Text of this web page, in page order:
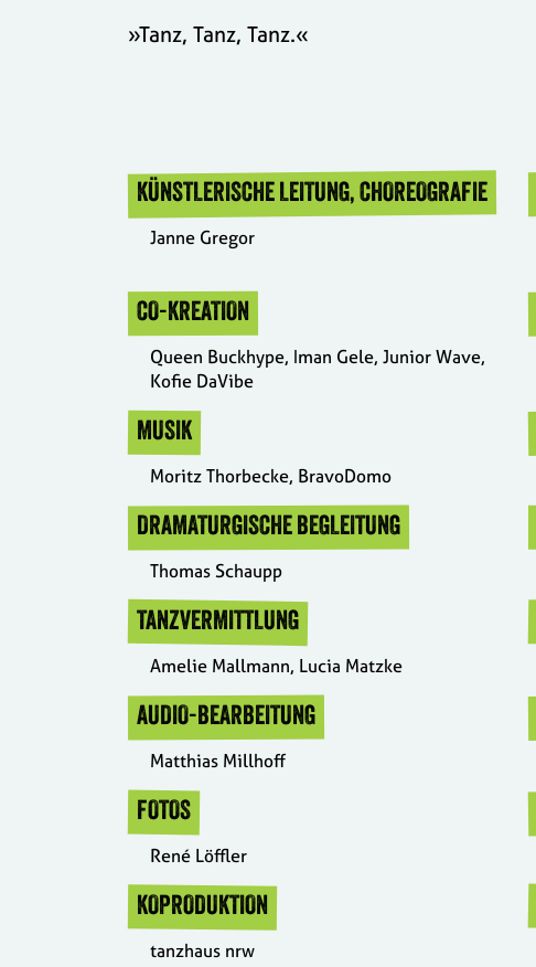
»Tanz, Tanz, Tanz.«
KÜNSTLERISCHE LEITUNG, CHOREOGRAFIE
Janne Gregor
CO-KREATION
Queen Buckhype, Iman Gele, Junior Wave,
Kofie DaVibe
MUSIK
Moritz Thorbecke, BravoDomo
DRAMATURGISCHE BEGLEITUNG
Thomas Schaupp
TANZVERMITTLUNG
Amelie Mallmann, Lucia Matzke
AUDIO-BEARBEITUNG
Matthias Millhoff
FOTOS
René Löffler
KOPRODUKTION
tanzhaus nrw